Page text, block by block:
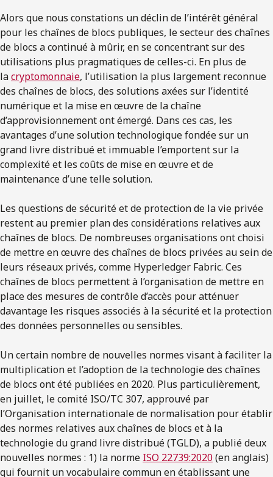
Alors que nous constations un déclin de l’intérêt général
pour les chaînes de blocs publiques, le secteur des chaînes
de blocs a continué à mûrir, en se concentrant sur des
utilisations plus pragmatiques de celles-ci. En plus de
lacryptomonnaie, l’utilisation la plus largement reconnue
des chaînes de blocs, des solutions axées sur l’identité
numérique et la mise en œuvre de la chaîne
d’approvisionnement ont émergé. Dans ces cas, les
avantages d’une solution technologique fondée sur un
grand livre distribué et immuable l’emportent sur la
complexité et les coûts de mise en œuvre et de
maintenance d’une telle solution.
Les questions de sécurité et de protection de la vie privée
restent au premier plan des considérations relatives aux
chaînes de blocs. De nombreuses organisations ont choisi
de mettre en œuvre des chaînes de blocs privées au sein de
leurs réseaux privés, comme Hyperledger Fabric. Ces
chaînes de blocs permettent à l’organisation de mettre en
place des mesures de contrôle d’accès pour atténuer
davantage les risques associés à la sécurité et la protection
des données personnelles ou sensibles.
Un certain nombre de nouvelles normes visant à faciliter la
multiplication et l’adoption de la technologie des chaînes
de blocs ont été publiées en 2020. Plus particulièrement,
en juillet, le comité ISO/TC 307, approuvé par
l’Organisation internationale de normalisation pour établir
des normes relatives aux chaînes de blocs et à la
technologie du grand livre distribué (TGLD), a publié deux
nouvelles normes : 1) la norme ISO 22739:2020(en anglais)
qui fournit un vocabulaire commun en établissant une